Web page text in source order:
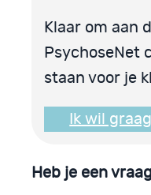
Klaar om aan
PsychoseNet
staan voor je
Ik wil
Heb je een